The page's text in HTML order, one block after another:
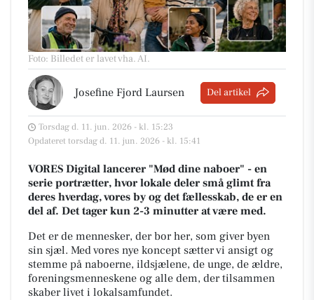
Foto: Billedet er lavet vha. AI.
Josefine Fjord Laursen Del artikel
Torsdag d. 11. jun. 2026 - kl. 15:23
Opdateret torsdag d. 11. jun. 2026 - kl. 15:41
VORES Digital lancerer "Mød dine naboer" - en
serie portrætter, hvor lokale deler små glimt fra
deres hverdag, vores by og det fællesskab, de er en
del af. Det tager kun 2-3 minutter at være med.
Det er de mennesker, der bor her, som giver byen
sin sjæl. Med vores nye koncept sætter vi ansigt og
stemme på naboerne, ildsjælene, de unge, de ældre,
foreningsmenneskene og alle dem, der tilsammen
skaber livet i lokalsamfundet.